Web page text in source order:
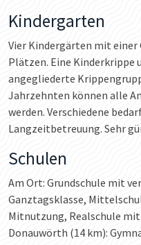
Kindergarten
Vier Kindergärten mit
Plätzen. Eine Kinderkrippe
angegliederte
Jahrzehnten können alle
werden. Verschiedene
Langzeitbetreuung. Sehr
Schulen
Am Ort: Grundschule mit
Ganztagsklasse,
Mitnutzung, Realschule
Donauwörth (14 km):